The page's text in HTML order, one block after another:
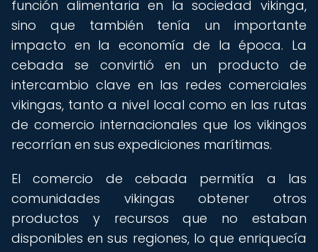
función alimentaria en la sociedad vikinga,
sino que también tenía un importante
impacto en la economía de la época. La
cebada se convirtió en un producto de
intercambio clave en las redes comerciales
vikingas, tanto a nivel local como en las rutas
de comercio internacionales que los vikingos
recorrían en sus expediciones marítimas.
El comercio de cebada permitía a las
comunidades vikingas obtener otros
productos y recursos que no estaban
disponibles en sus regiones, lo que enriquecía